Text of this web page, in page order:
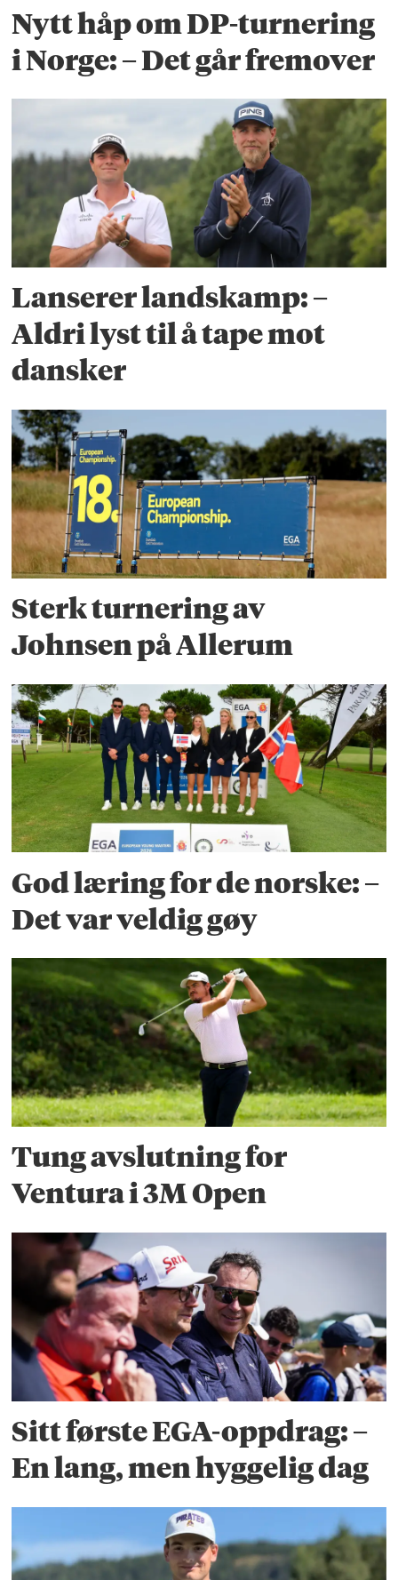
Nytt håp om DP-turnering
i Norge: – Det går fremover
Lanserer landskamp: –
Aldri lyst til å tape mot
dansker
Sterk turnering av
Johnsen på Allerum
God læring for de norske: –
Det var veldig gøy
Tung avslutning for
Ventura i 3M Open
Sitt første EGA-oppdrag: –
En lang, men hyggelig dag